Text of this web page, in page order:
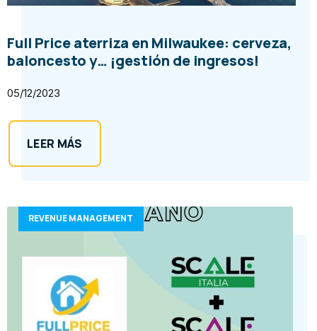
Full Price aterriza en Milwaukee: cerveza,
baloncesto y… ¡gestión de ingresos!
05/12/2023
LEER MÁS
REVENUE MANAGEMENT